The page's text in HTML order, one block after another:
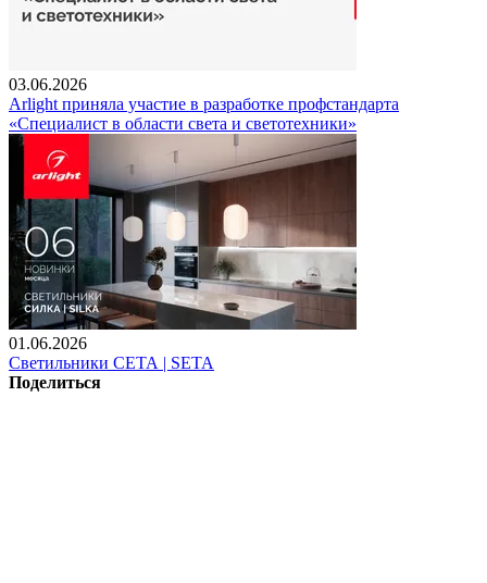
03.06.2026
Arlight приняла участие в разработке профстандарта
«Специалист в области света и светотехники»
01.06.2026
Светильники СЕТА | SETA
Поделиться